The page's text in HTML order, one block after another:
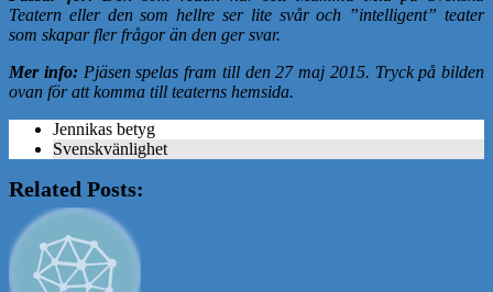
Teatern eller den som hellre ser lite svår och ”intelligent” teater
som skapar fler frågor än den ger svar.
Mer info:Pjäsen spelas fram till den 27 maj 2015. Tryck på bilden
ovan för att komma till teaterns hemsida.
Jennikas betyg
Svenskvänlighet
Related Posts: